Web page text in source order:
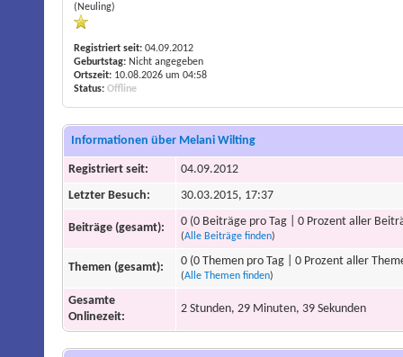
(Neuling)
Registriert seit: 04.09.2012
Geburtstag: Nicht angegeben
Ortszeit: 10.08.2026 um 04:58
Status: Offline
Informationen über Melani Wilting
Registriert seit:
04.09.2012
Letzter Besuch:
30.03.2015, 17:37
Beiträge (gesamt): 0 (0 Beiträge pro Tag | 0 Prozent aller
(Alle Beiträge finden)
Themen (gesamt): 0 (0 Themen pro Tag | 0 Prozent aller
(Alle Themen finden)
Gesamte
Onlinezeit:
2 Stunden, 29 Minuten, 39 Sekunden